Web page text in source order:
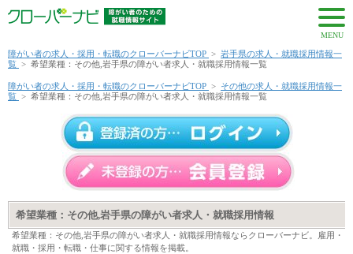
MENU
障がい者の求人・採用・転職のクローバーナビTOP > 岩手県の求人・就職採用情報一
覧 > 希望業種：その他,岩手県の障がい者求人・就職採用情報一覧
障がい者の求人・採用・転職のクローバーナビTOP > その他の求人・就職採用情報一
覧 > 希望業種：その他,岩手県の障がい者求人・就職採用情報一覧
希望業種：その他,岩手県の障がい者求人・就職採用情報
希望業種：その他,岩手県の障がい者求人・就職採用情報ならクローバーナビ。雇用・
就職・採用・転職・仕事に関する情報を掲載。